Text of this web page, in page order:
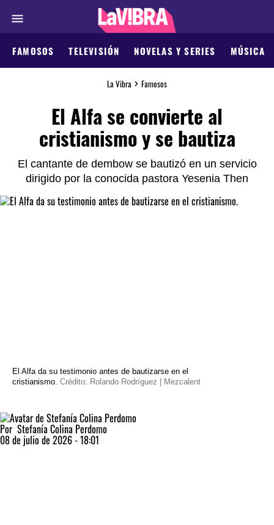
FAMOSOS TELEVISIÓN NOVELAS Y SERIES MÚSICA
La Vibra Famosos
El Alfa se convierte al
cristianismo y se bautiza
El cantante de dembow se bautizó en un servicio
dirigido por la conocida pastora Yesenia Then
El Alfa da su testimonio antes de bautizarse en el
cristianismo. Crédito: Rolando Rodríguez | Mezcalent
Por Stefanía Colina Perdomo
08 de julio de 2026 - 18:01